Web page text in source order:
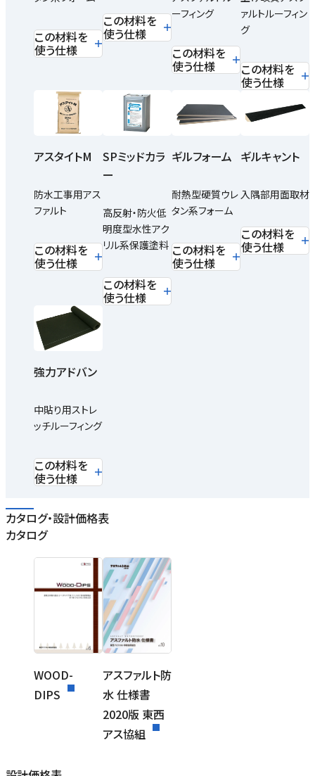
この材料を
使う仕様
この材料を
使う仕様
ーフィング
この材料を
使う仕様
ァルトルーフィン
グ
この材料を
使う仕様
アスタイトM
防水工事用アス
ファルト
この材料を
使う仕様
SPミッドカラ
ー
高反射・防火低
明度型水性アク
リル系保護塗料
この材料を
使う仕様
ギルフォーム
耐熱型硬質ウレ
タン系フォーム
この材料を
使う仕様
ギルキャント
入隅部用面取材
この材料を
使う仕様
強力アドバン
中貼り用ストレ
ッチルーフィング
この材料を
使う仕様
カタログ・設計価格表
カタログ
WOOD-
DIPS
アスファルト防
水 仕様書
2020版 東西
アス協組